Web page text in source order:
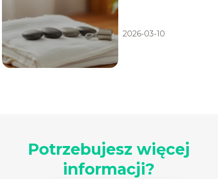
2026-03-10
Potrzebujesz więcej
informacji?